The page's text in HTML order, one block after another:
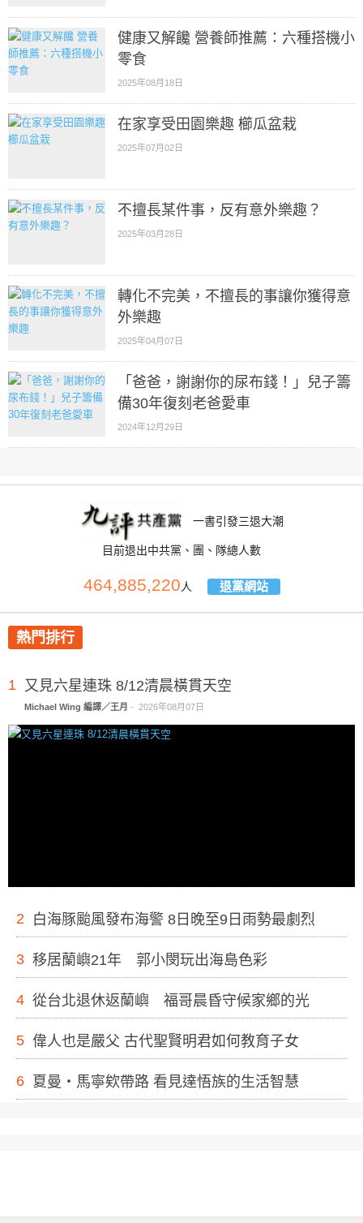
健康又解饞 營養師推薦：六種搭機小
零食
2025年08月18日
在家享受田園樂趣 櫛瓜盆栽
2025年07月02日
不擅長某件事，反有意外樂趣？
2025年03月28日
轉化不完美，不擅長的事讓你獲得意
外樂趣
2025年04月07日
「爸爸，謝謝你的尿布錢！」兒子籌
備30年復刻老爸愛車
2024年12月29日
一書引發三退大潮
目前退出中共黨、團、隊總人數
464,885,220人 退黨網站
熱門排行
1 又見六星連珠 8/12清晨橫貫天空
Michael Wing 編譯／王月 - 2026年08月07日
2 白海豚颱風發布海警 8日晚至9日雨勢最劇烈
3 移居蘭嶼21年 郭小閔玩出海島色彩
4 從台北退休返蘭嶼 福哥晨昏守候家鄉的光
5 偉人也是嚴父 古代聖賢明君如何教育子女
6 夏曼・馬寧欸帶路 看見達悟族的生活智慧